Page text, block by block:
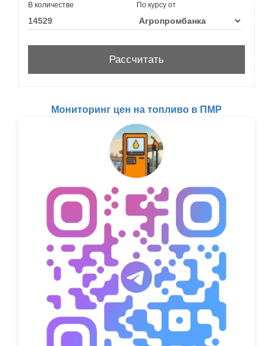
В количестве По курсу от
Мониторинг цен на топливо в ПМР